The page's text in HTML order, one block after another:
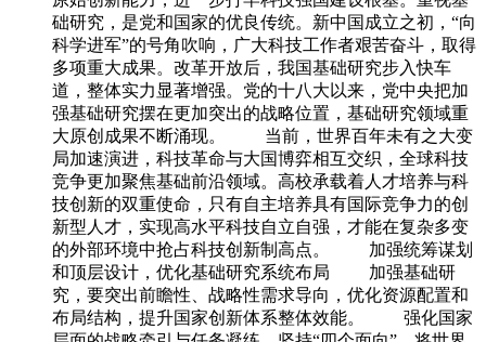
础研究，是党和国家的优良传统。新中国成立之初，“向
科学进军”的号角吹响，广大科技工作者艰苦奋斗，取得
多项重大成果。改革开放后，我国基础研究步入快车
道，整体实力显著增强。党的十八大以来，党中央把加
强基础研究摆在更加突出的战略位置，基础研究领域重
大原创成果不断涌现。 当前，世界百年未有之大变
局加速演进，科技革命与大国博弈相互交织，全球科技
竞争更加聚焦基础前沿领域。高校承载着人才培养与科
技创新的双重使命，只有自主培养具有国际竞争力的创
新型人才，实现高水平科技自立自强，才能在复杂多变
的外部环境中抢占科技创新制高点。 加强统筹谋划
和顶层设计，优化基础研究系统布局 加强基础研
究，要突出前瞻性、战略性需求导向，优化资源配置和
布局结构，提升国家创新体系整体效能。 强化国家